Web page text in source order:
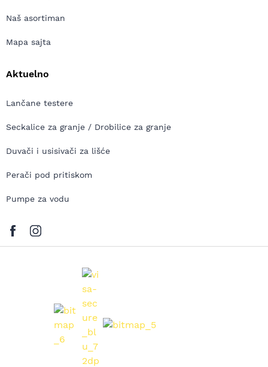
Naš asortiman
Mapa sajta
Aktuelno
Lančane testere
Seckalice za granje / Drobilice za granje
Duvači i usisivači za lišće
Perači pod pritiskom
Pumpe za vodu